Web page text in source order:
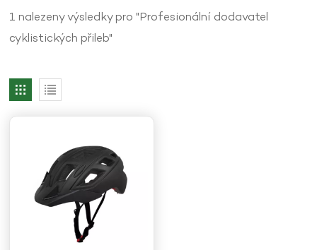
1 nalezeny výsledky pro "Profesionální dodavatel
cyklistických přileb"